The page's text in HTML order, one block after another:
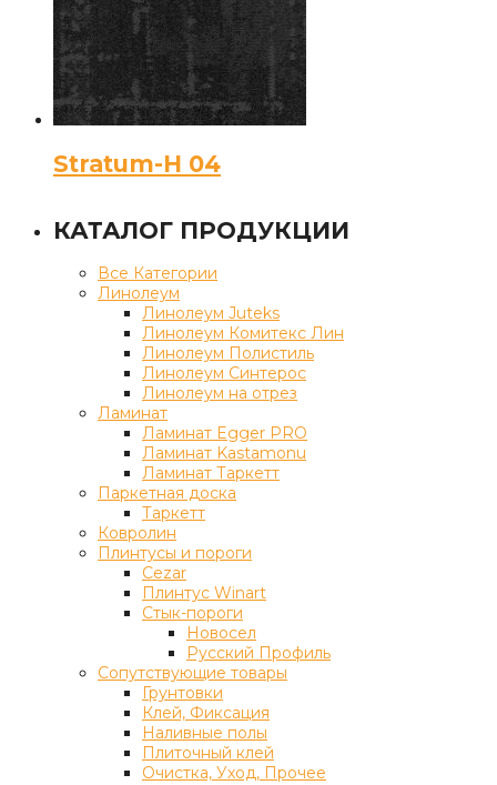
Stratum-H 04
КАТАЛОГ ПРОДУКЦИИ
Все Категории
Линолеум
Линолеум Juteks
Линолеум Комитекс Лин
Линолеум Полистиль
Линолеум Синтерос
Линолеум на отрез
Ламинат
Ламинат Egger PRO
Ламинат Kastamonu
Ламинат Таркетт
Паркетная доска
Таркетт
Ковролин
Плинтусы и пороги
Cezar
Плинтус Winart
Стык-пороги
Новосел
Русский Профиль
Сопутствующие товары
Грунтовки
Клей, Фиксация
Наливные полы
Плиточный клей
Очистка, Уход, Прочее